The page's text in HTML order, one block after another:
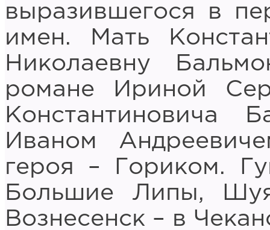
выразившегося в
имен. Мать
Николаевну
романе Ириной
Константиновича
Иваном
героя – Гориком.
Большие Липы,
Вознесенск – в